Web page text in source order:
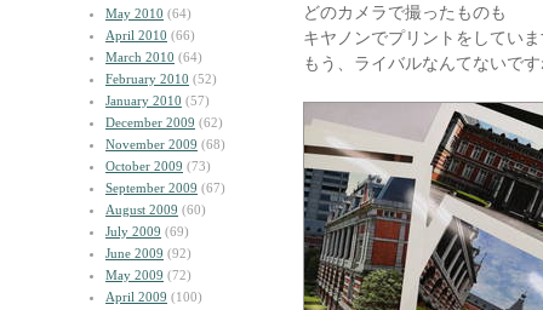
May 2010 (64)
April 2010 (66)
March 2010 (64)
February 2010 (52)
January 2010 (57)
December 2009 (62)
November 2009 (68)
October 2009 (73)
September 2009 (67)
August 2009 (60)
July 2009 (69)
June 2009 (92)
May 2009 (72)
April 2009 (100)
どのカメラで撮ったものも
キヤノンでプリントをしてい
もう、ライバルなんてないで